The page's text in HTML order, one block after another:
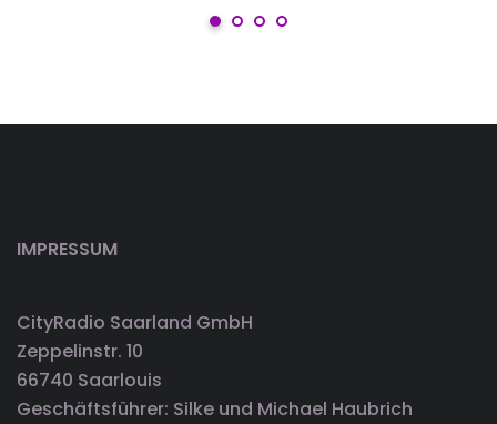
IMPRESSUM
CityRadio Saarland GmbH
Zeppelinstr. 10
66740 Saarlouis
Geschäftsführer: Silke und Michael Haubrich